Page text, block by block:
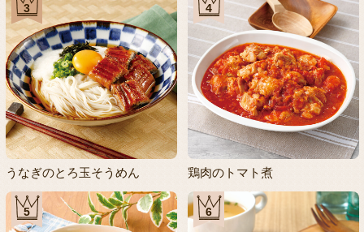
3
うなぎのとろ玉そうめん
4
鶏肉のトマト煮
5 6